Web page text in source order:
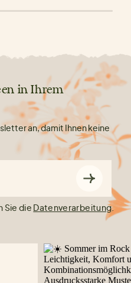
in Ihrem
an, damit Ihnen keine
Sie die Datenverarbeitung.